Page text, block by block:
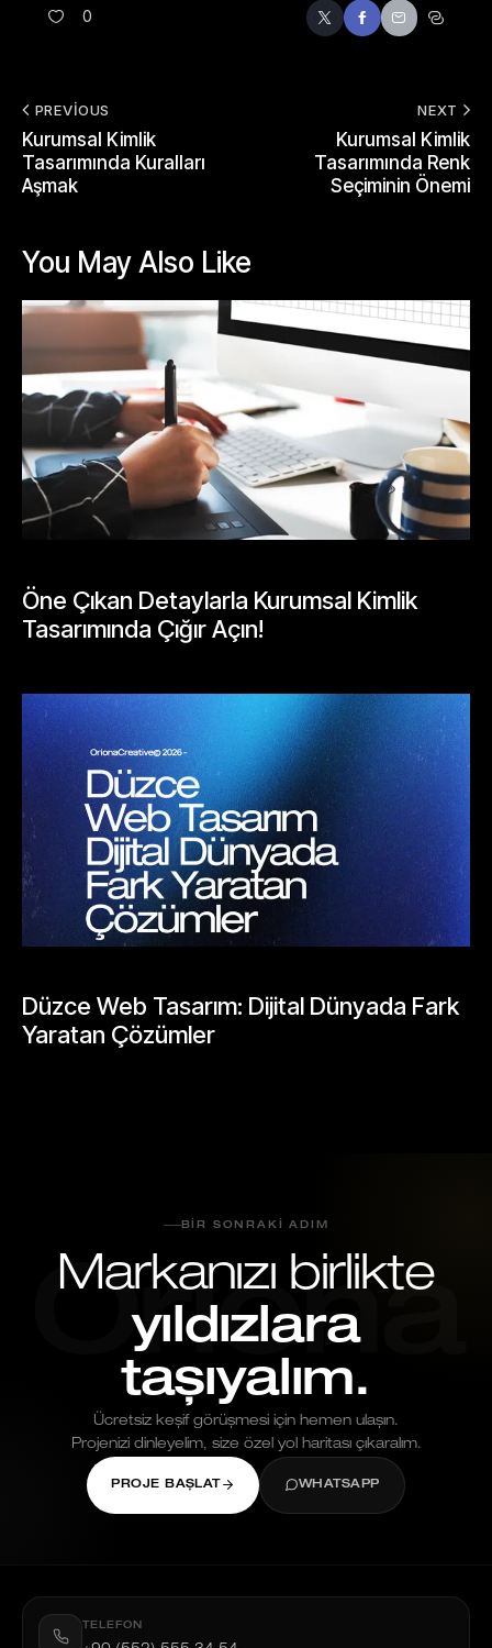
0
PREVIOUS
Kurumsal Kimlik
Tasarımında Kuralları
Aşmak
NEXT
Kurumsal Kimlik
Tasarımında Renk
Seçiminin Önemi
You May Also Like
Öne Çıkan Detaylarla Kurumsal Kimlik
Tasarımında Çığır Açın!
Düzce Web Tasarım: Dijital Dünyada Fark
Yaratan Çözümler
Oriona
BIR SONRAKI ADIM
Markanızı birlikte
yıldızlara
taşıyalım.
Ücretsiz keşif görüşmesi için hemen ulaşın.
Projenizi dinleyelim, size özel yol haritası çıkaralım.
PROJE BAŞLAT WHATSAPP
TELEFON